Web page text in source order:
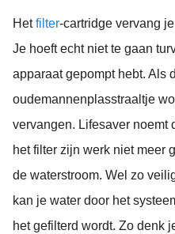
Hetfilter-cartridge vervang
Je hoeft echt niet te gaan
apparaat gepompt hebt. Als
oudemannenplasstraaltje
vervangen. Lifesaver noemt
het filter zijn werk niet meer
de waterstroom. Wel zo
kan je water door het
het gefilterd wordt. Zo denk